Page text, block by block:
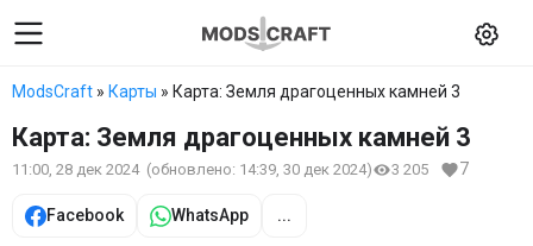
ModsCraft » Карты » Карта: Земля драгоценных камней 3
Карта: Земля драгоценных камней 3
11:00, 28 дек 2024 (обновлено: 14:39, 30 дек 2024) 3 205 7
Facebook WhatsApp ...